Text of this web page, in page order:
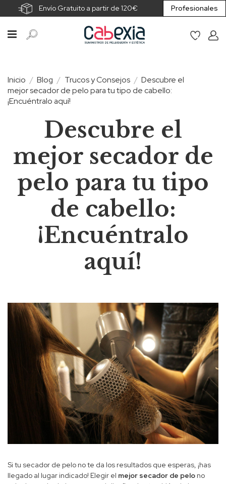
Envío Gratuito a partir de 120€ Profesionales
Inicio Blog Trucos y Consejos
Descubre el
mejor secador de pelo para tu tipo de cabello:
¡Encuéntralo aquí!
Descubre el
mejor secador de
pelo para tu tipo
de cabello:
¡Encuéntralo
aquí!
Si tu secador de pelo no te da los resultados que esperas, ¡has
llegado al lugar indicado! Elegir el mejor secador de pelo no